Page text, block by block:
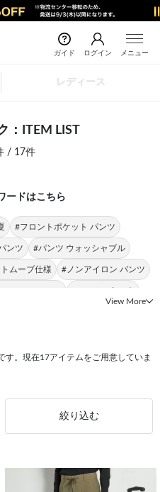
ガイド ログイン メニュー
レディース
：ITEM LIST
/ 17件
ードはこちら
#フロントポケット パンツ
ンツ #パンツ ウォッシャブル
ムーブ仕様 #ノンアイロン パンツ
SLIM TAPERED #スーツ 2タック
イド尾錠 #ソフトタッチ 2タック
View More
す。現在17アイテムをご用意していま
絞り込む